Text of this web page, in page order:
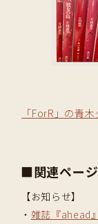
「ForR」の青
■関連ページ
【お知らせ】
・ 雑誌『ahead